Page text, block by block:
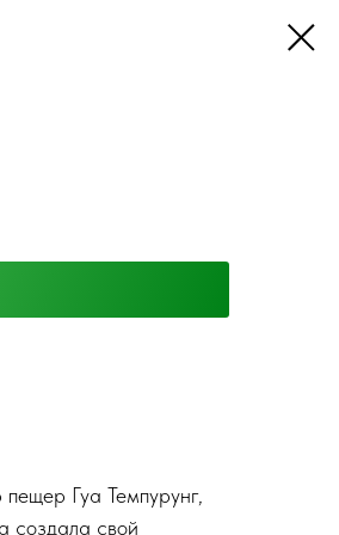
Гуа Темпурунг,
создала свой